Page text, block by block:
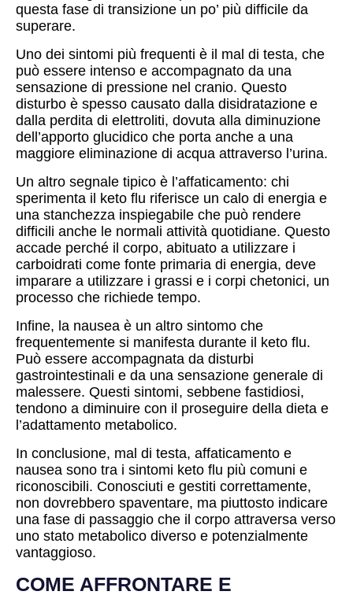
questa fase di transizione un po’ più difficile da
superare.
Uno dei sintomi più frequenti è il mal di testa, che
può essere intenso e accompagnato da una
sensazione di pressione nel cranio. Questo
disturbo è spesso causato dalla disidratazione e
dalla perdita di elettroliti, dovuta alla diminuzione
dell’apporto glucidico che porta anche a una
maggiore eliminazione di acqua attraverso l’urina.
Un altro segnale tipico è l’affaticamento: chi
sperimenta il keto flu riferisce un calo di energia e
una stanchezza inspiegabile che può rendere
difficili anche le normali attività quotidiane. Questo
accade perché il corpo, abituato a utilizzare i
carboidrati come fonte primaria di energia, deve
imparare a utilizzare i grassi e i corpi chetonici, un
processo che richiede tempo.
Infine, la nausea è un altro sintomo che
frequentemente si manifesta durante il keto flu.
Può essere accompagnata da disturbi
gastrointestinali e da una sensazione generale di
malessere. Questi sintomi, sebbene fastidiosi,
tendono a diminuire con il proseguire della dieta e
l’adattamento metabolico.
In conclusione, mal di testa, affaticamento e
nausea sono tra i sintomi keto flu più comuni e
riconoscibili. Conosciuti e gestiti correttamente,
non dovrebbero spaventare, ma piuttosto indicare
una fase di passaggio che il corpo attraversa verso
uno stato metabolico diverso e potenzialmente
vantaggioso.
COME AFFRONTARE E